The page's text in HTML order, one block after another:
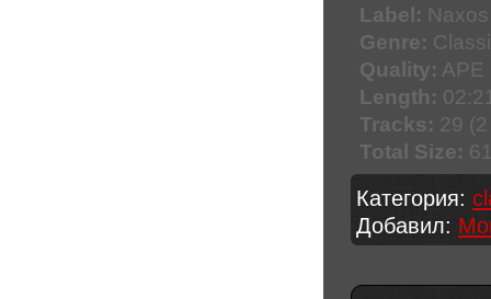
Label:
Genre:
Quality: APE
Length:
Tracks: 29
Total Size:
Категория:
Добавил: